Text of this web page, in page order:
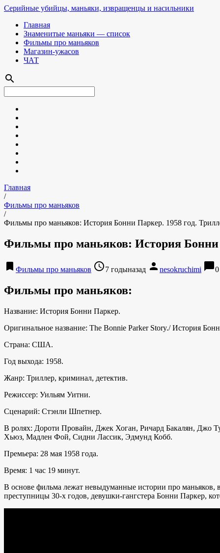
Серийные убийцы, маньяки, извращенцы и насильники
Главная
Знаменитые маньяки — список
Фильмы про маньяков
Магазин-ужасов
ЧАТ
search
Главная
/
Фильмы про маньяков
/
Фильмы про маньяков: История Бонни Паркер. 1958 год.
Фильмы про маньяков: История Бонни
bookmark Фильмы про маньяков access_time7 годыназад person nesokruchimi chat_bubble0
Фильмы про маньяков:
Название: История Бонни Паркер.
Оригинальное название: The Bonnie Parker Story./ История
Страна: США.
Год выхода: 1958.
Жанр: Триллер, криминал, детектив.
Режиссер: Уильям Уитни.
Сценарий: Стэнли Шпетнер.
В ролях: Дороти Провайн, Джек Хоган, Ричард Бакалян, Джо
Хьюз, Мадлен Фой, Сидни Лассик, Эдмунд Кобб.
Премьера: 28 мая 1958 года.
Время: 1 час 19 минут.
В основе фильма лежат невыдуманные истории про маньяков,
преступницы 30-х годов, девушки-гангстера Бонни Паркер,